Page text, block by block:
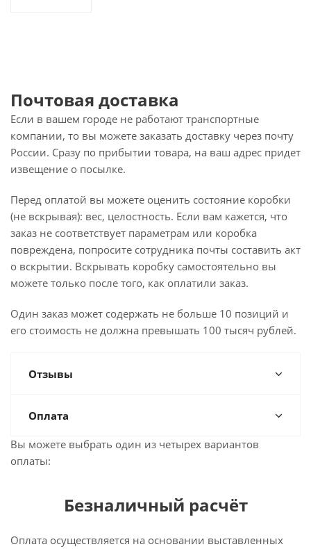
Почтовая доставка
Если в вашем городе не работают транспортные
компании, то вы можете заказать доставку через почту
России. Сразу по прибытии товара, на ваш адрес придет
извещение о посылке.
Перед оплатой вы можете оценить состояние коробки
(не вскрывая): вес, целостность. Если вам кажется, что
заказ не соответствует параметрам или коробка
повреждена, попросите сотрудника почты составить акт
о вскрытии. Вскрывать коробку самостоятельно вы
можете только после того, как оплатили заказ.
Один заказ может содержать не больше 10 позиций и
его стоимость не должна превышать 100 тысяч рублей.
Отзывы
Оплата
Вы можете выбрать один из четырех вариантов
оплаты:
Безналичный расчёт
Оплата осуществляется на основании выставленных